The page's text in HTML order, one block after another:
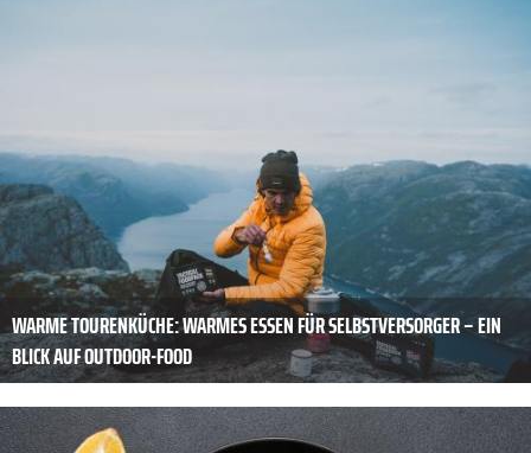
WARME TOURENKÜCHE: WARMES ESSEN FÜR SELBSTVERSORGER – EIN
BLICK AUF OUTDOOR-FOOD